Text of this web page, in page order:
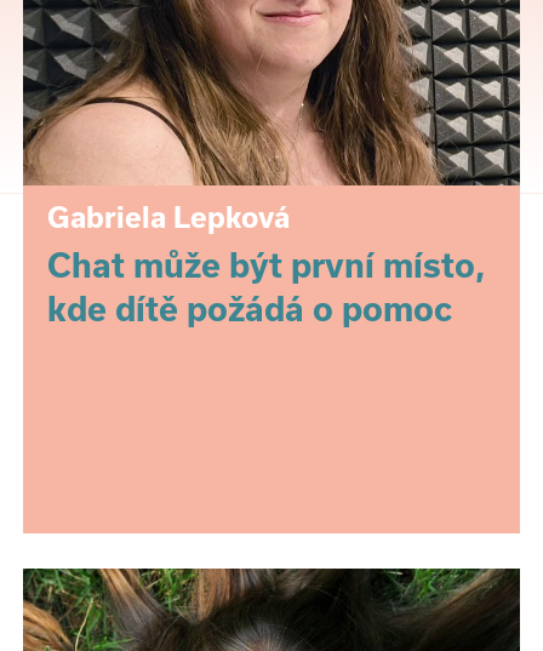
Gabriela Lepková
Chat může být první místo,
kde dítě požádá o pomoc